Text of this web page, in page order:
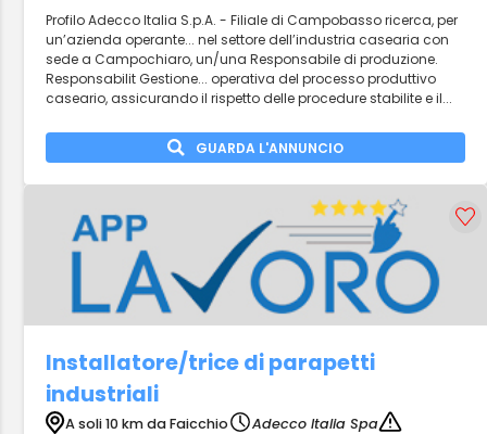
Profilo Adecco Italia S.p.A. - Filiale di Campobasso ricerca, per
un’azienda operante... nel settore dell’industria casearia con
sede a Campochiaro, un/una Responsabile di produzione.
Responsabilit Gestione... operativa del processo produttivo
caseario, assicurando il rispetto delle procedure stabilite e il...
GUARDA L'ANNUNCIO
Installatore/trice di parapetti
industriali
A soli 10 km da Faicchio
Adecco Italia Spa